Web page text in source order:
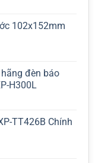
102x152mm
đèn báo
H300L
TT426B Chính